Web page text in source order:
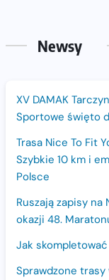
Newsy
XV DAMAK
Sportowe święto
Trasa Nice To Fit
Szybkie 10 km i
Polsce
Ruszają zapisy
okazji 48.
Jak
Sprawdzone